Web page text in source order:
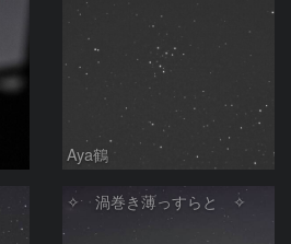
Aya鶴
✧ 渦巻き薄っすらと ✧